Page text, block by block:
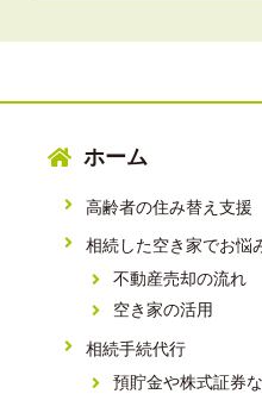
ホーム
高齢者の住み替え支援
相続した空き家でお悩
不動産売却の流れ
空き家の活用
相続手続代行
預貯金や株式証券